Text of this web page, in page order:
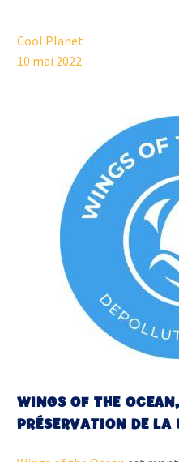
Cool Planet
10 mai 2022
WINGS OF THE
PRÉSERVATION DE LA